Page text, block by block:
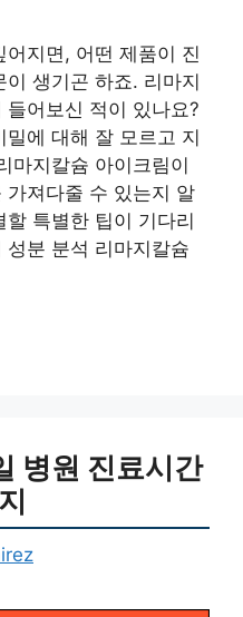
지면, 어떤 제품이 진
생기곤 하죠. 리마지
어보신 적이 있나요?
에 대해 잘 모르고 지
마지칼슘 아이크림이
가져다줄 수 있는지 알
특별한 팁이 기다리
성분 분석 리마지칼슘
병원 진료시간